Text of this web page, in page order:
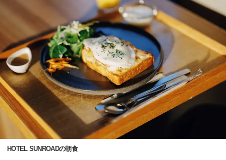
HOTEL SUNROADの朝食